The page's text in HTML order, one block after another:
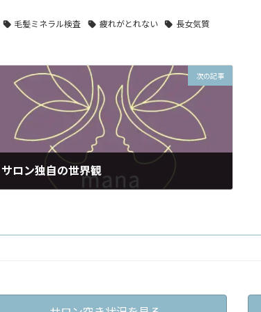
毛髪ミネラル検査 疲れがとれない 長女気質
次の記事
サロン独自の世界観